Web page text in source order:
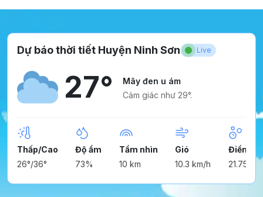
Dự báo thời tiết Huyện Ninh Sơn Live
27°
Mây đen u ám
Cảm giác như 29°.
Thấp/Cao
26°/36°
Độ ẩm
73%
Tầm nhìn
10 km
Gió
10.3 km/h
Điểm
21.75°